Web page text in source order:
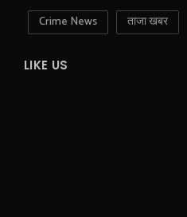
Crime News ताजा खबर
LIKE US